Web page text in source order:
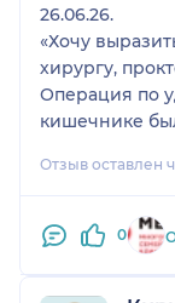
26.06.26.
«Хочу
хирургу,
Операция по
кишечнике
процедуру в
В первую
Отзыв оставлен
0